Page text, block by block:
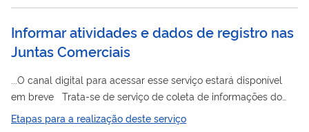
Informar atividades e dados de registro nas
Juntas Comerciais
...O canal digital para acessar esse serviço estará disponível
em breve Trata-se de serviço de coleta de informações do
processo deregistroe legalização de empresas,
Etapas para a realização deste serviço